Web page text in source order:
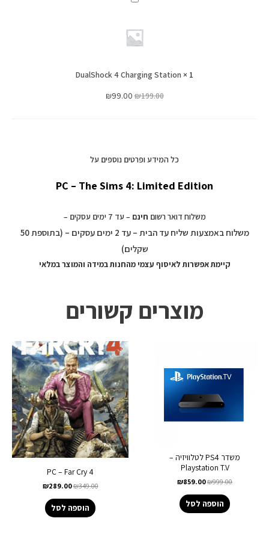
Charging
Station
1
×
DualShock 4 Charging Station
₪199.00
₪99.00
כל המידע ופרטים נוספים על
PC – The Sims 4: Limited Edition
משלוח דואר רשום חינם – עד 7 ימים עסקים –
משלוח באמצעות שליח עד הבית – עד 2 ימים עסקים – (בתוספת 50
שקלים)
קיימת אפשרות לאיסוף עצמי מהחנות במידה והמוצר במלאי
מוצרים קשורים
משדר PS4 לטלוויזיה –
Playstation T.V
₪999.00
₪859.00
הוספה לסל
PC – Far Cry 4
₪349.00
₪289.00
הוספה לסל